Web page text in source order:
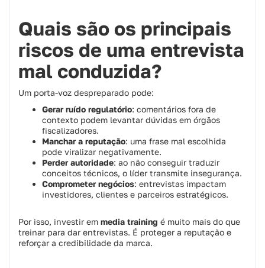
Quais são os principais
riscos de uma entrevista
mal conduzida?
Um porta-voz despreparado pode:
Gerar ruído regulatório: comentários fora de
contexto podem levantar dúvidas em órgãos
fiscalizadores.
Manchar a reputação: uma frase mal escolhida
pode viralizar negativamente.
Perder autoridade: ao não conseguir traduzir
conceitos técnicos, o líder transmite insegurança.
Comprometer negócios: entrevistas impactam
investidores, clientes e parceiros estratégicos.
Por isso, investir em media training é muito mais do que
treinar para dar entrevistas. É proteger a reputação e
reforçar a credibilidade da marca.